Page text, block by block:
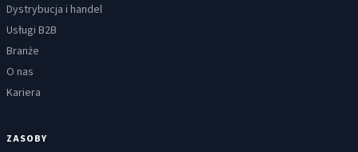
Dystrybucja i handel
Usługi B2B
Branże
O nas
Kariera
ZASOBY